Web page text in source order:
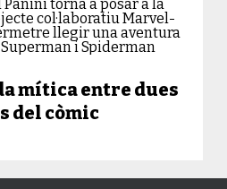
mítica entre dues
del còmic